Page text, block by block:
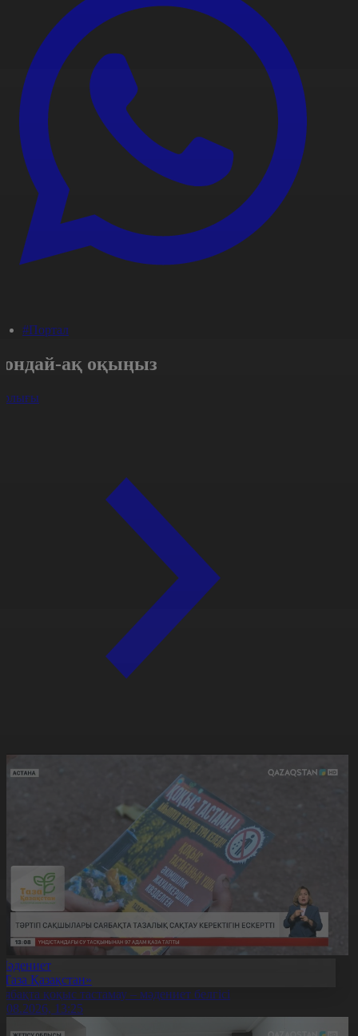
#Портал
ақ оқыңыз
Қазақстан»
қоқыс тастамау – мәдениет белгісі
13:25